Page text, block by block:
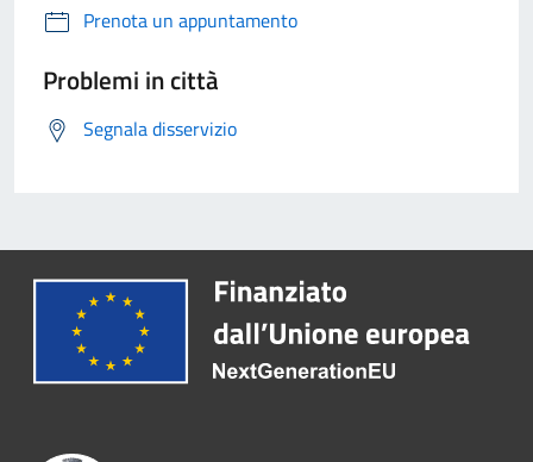
Prenota un appuntamento
Problemi in città
Segnala disservizio